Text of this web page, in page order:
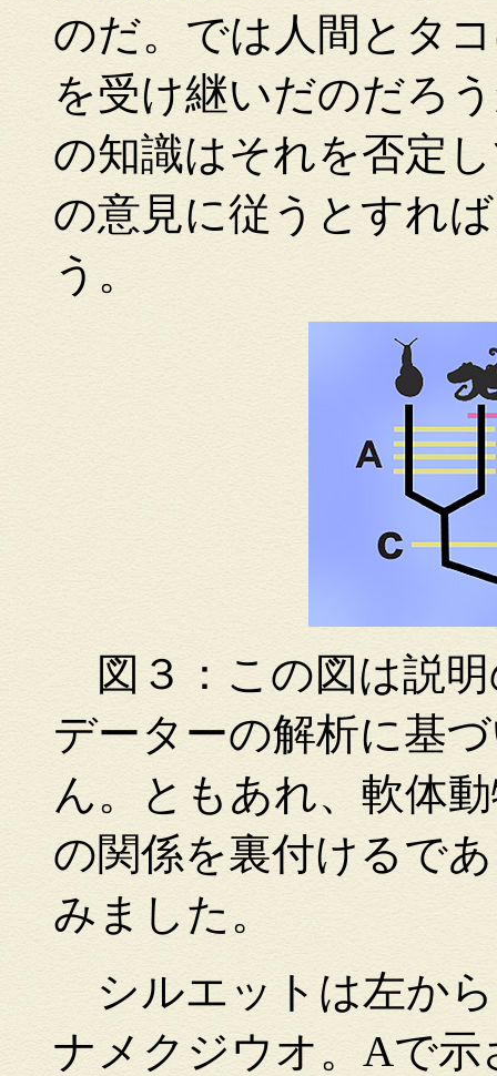
のだ。では人間とタ
を受け継いだのだろ
の知識はそれを否定
の意見に従うとすれ
う。
図３：この図は説
データーの解析に基
ん。ともあれ、軟体
の関係を裏付けるで
みました。
シルエットは左か
ナメクジウオ。Aで